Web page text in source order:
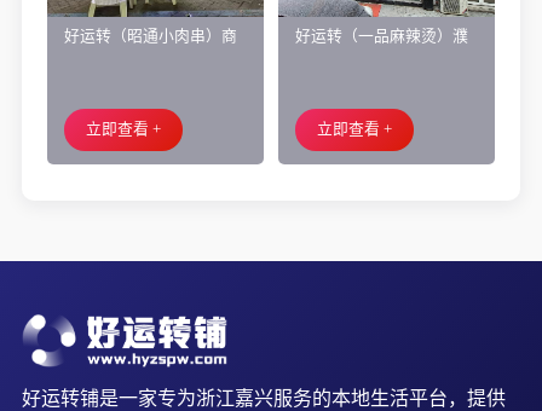
好运转（昭通小肉串）商
外摆、 房租2.2万/年
立即查看 +
好运转（一品麻辣烫）濮
小吃店转让
立即查看 +
好运转铺是一家专为浙江嘉兴服务的本地生活平台，提供